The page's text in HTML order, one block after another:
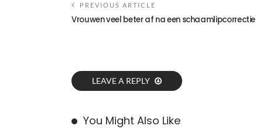
PREVIOUS ARTICLE
Vrouwen veel beter af na een schaamlipcorrectie
LEAVE A REPLY
You Might Also Like